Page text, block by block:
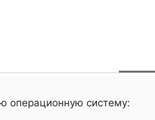
операционную систему: